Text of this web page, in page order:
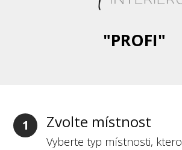
"PROFI"
1 Zvolte místnost
Vyberte typ místnosti,